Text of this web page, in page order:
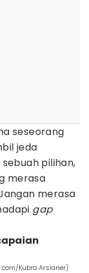
seseorang
jeda
pilihan,
merasa
merasa
gap
Kubra Arslaner)